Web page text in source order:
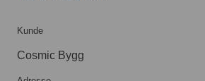
Kunde
Cosmic Bygg